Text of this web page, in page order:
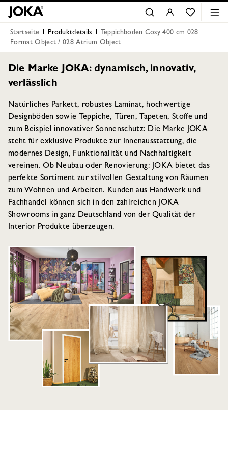
Startseite Produktdetails
Teppichboden Cosy 400 cm 028
Format Object / 028 Atrium Object
Die Marke JOKA: dynamisch, innovativ,
verlässlich
Natürliches Parkett, robustes Laminat, hochwertige
Designböden sowie Teppiche, Türen, Tapeten, Stoffe und
zum Beispiel innovativer Sonnenschutz: Die Marke JOKA
steht für exklusive Produkte zur Innenausstattung, die
modernes Design, Funktionalität und Nachhaltigkeit
vereinen. Ob Neubau oder Renovierung: JOKA bietet das
perfekte Sortiment zur stilvollen Gestaltung von Räumen
zum Wohnen und Arbeiten. Kunden aus Handwerk und
Fachhandel können sich in den zahlreichen JOKA
Showrooms in ganz Deutschland von der Qualität der
Interior Produkte überzeugen.